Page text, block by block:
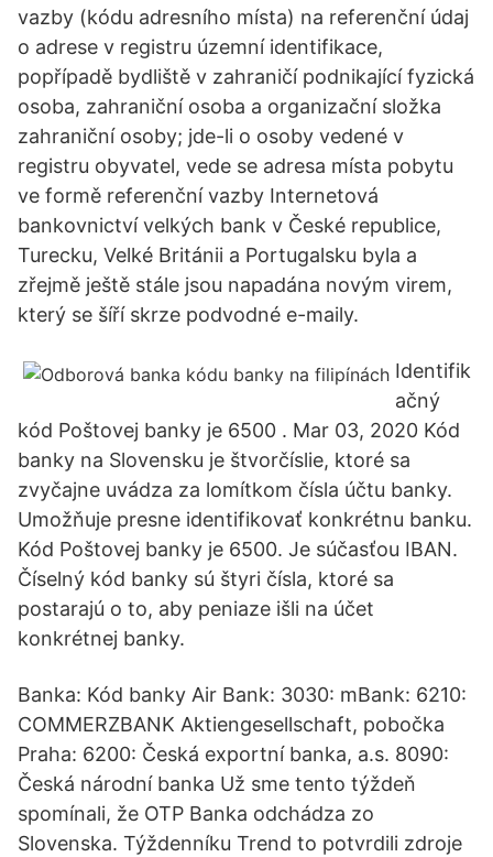
vazby (kódu adresního místa) na referenční údaj
o adrese v registru územní identifikace,
popřípadě bydliště v zahraničí podnikající fyzická
osoba, zahraniční osoba a organizační složka
zahraniční osoby; jde-li o osoby vedené v
registru obyvatel, vede se adresa místa pobytu
ve formě referenční vazby Internetová
bankovnictví velkých bank v České republice,
Turecku, Velké Británii a Portugalsku byla a
zřejmě ještě stále jsou napadána novým virem,
který se šíří skrze podvodné e-maily.
Identifik
ačný
kód Poštovej banky je 6500 . Mar 03, 2020 Kód
banky na Slovensku je štvorčíslie, ktoré sa
zvyčajne uvádza za lomítkom čísla účtu banky.
Umožňuje presne identifikovať konkrétnu banku.
Kód Poštovej banky je 6500. Je súčasťou IBAN.
Číselný kód banky sú štyri čísla, ktoré sa
postarajú o to, aby peniaze išli na účet
konkrétnej banky.
Banka: Kód banky Air Bank: 3030: mBank: 6210:
COMMERZBANK Aktiengesellschaft, pobočka
Praha: 6200: Česká exportní banka, a.s. 8090:
Česká národní banka Už sme tento týždeň
spomínali, že OTP Banka odchádza zo
Slovenska. Týždenníku Trend to potvrdili zdroje